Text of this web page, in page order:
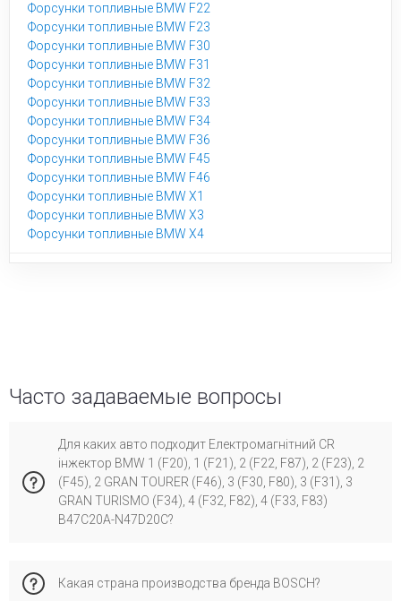
Форсунки топливные BMW F22
Форсунки топливные BMW F23
Форсунки топливные BMW F30
Форсунки топливные BMW F31
Форсунки топливные BMW F32
Форсунки топливные BMW F33
Форсунки топливные BMW F34
Форсунки топливные BMW F36
Форсунки топливные BMW F45
Форсунки топливные BMW F46
Форсунки топливные BMW X1
Форсунки топливные BMW X3
Форсунки топливные BMW X4
Часто задаваемые вопросы
Для каких авто подходит Електромагнітний CR
інжектор BMW 1 (F20), 1 (F21), 2 (F22, F87), 2 (F23), 2
(F45), 2 GRAN TOURER (F46), 3 (F30, F80), 3 (F31), 3
GRAN TURISMO (F34), 4 (F32, F82), 4 (F33, F83)
B47C20A-N47D20C?
f23, f32, f36, f21, f20. Рекомендуем проверить по VIN-коду
Какая страна производства бренда BOSCH?